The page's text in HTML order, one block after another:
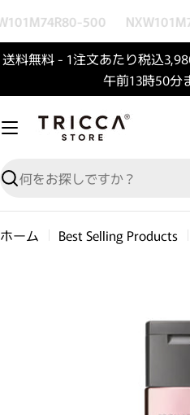
500
送料無料 - 1注文あたり税込
午前13時50分
検索
ホーム Best Selling Products